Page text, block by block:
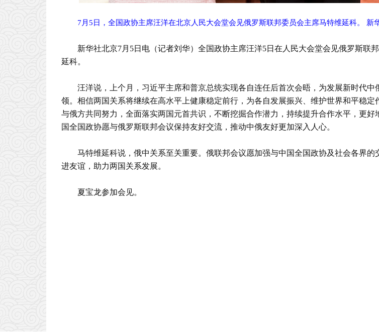
7月5日，全国政协主席汪洋在北京人民大会堂会见俄罗斯联邦委员会主席马特维延科。 新
新华社北京7月5日电（记者刘华）全国政协主席汪洋5日在人民大会堂会见俄罗斯联
延科。
汪洋说，上个月，习近平主席和普京总统实现各自连任后首次会晤，为发展新时代中
领。相信两国关系将继续在高水平上健康稳定前行，为各自发展振兴、维护世界和平稳定
与俄方共同努力，全面落实两国元首共识，不断挖掘合作潜力，持续提升合作水平，更好
国全国政协愿与俄罗斯联邦会议保持友好交流，推动中俄友好更加深入人心。
马特维延科说，俄中关系至关重要。俄联邦会议愿加强与中国全国政协及社会各界的
进友谊，助力两国关系发展。
夏宝龙参加会见。